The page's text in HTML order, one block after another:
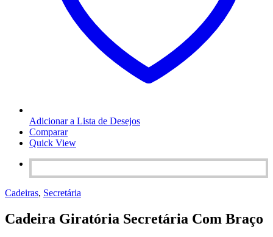
Adicionar a Lista de Desejos
Comparar
Quick View
Cadeiras, Secretária
Cadeira Giratória Secretária Com Braço